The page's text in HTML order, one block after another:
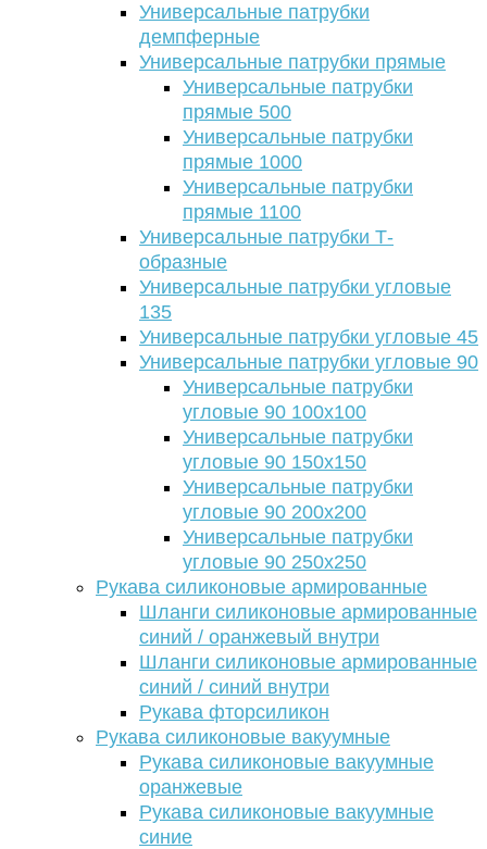
Универсальные патрубки
демпферные
Универсальные патрубки прямые
Универсальные патрубки
прямые 500
Универсальные патрубки
прямые 1000
Универсальные патрубки
прямые 1100
Универсальные патрубки Т-
образные
Универсальные патрубки угловые
135
Универсальные патрубки угловые 45
Универсальные патрубки угловые 90
Универсальные патрубки
угловые 90 100х100
Универсальные патрубки
угловые 90 150х150
Универсальные патрубки
угловые 90 200х200
Универсальные патрубки
угловые 90 250х250
Рукава силиконовые армированные
Шланги силиконовые армированные
синий / оранжевый внутри
Шланги силиконовые армированные
синий / синий внутри
Рукава фторсиликон
Рукава силиконовые вакуумные
Рукава силиконовые вакуумные
оранжевые
Рукава силиконовые вакуумные
синие